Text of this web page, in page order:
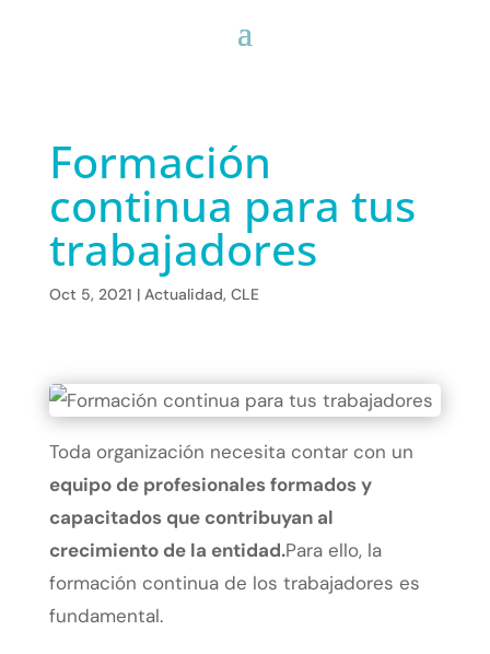
Formación
continua para tus
trabajadores
Oct 5, 2021 | Actualidad, CLE
Toda organización necesita contar con un
equipo de profesionales formados y
capacitados que contribuyan al
crecimiento de la entidad.Para ello, la
formación continua de los trabajadores es
fundamental.